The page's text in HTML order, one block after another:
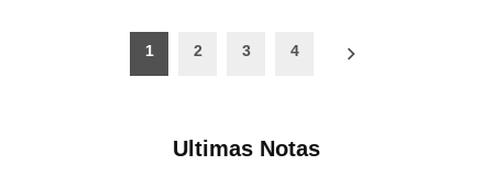
Paginación
1 2 3 4
Ultimas Notas